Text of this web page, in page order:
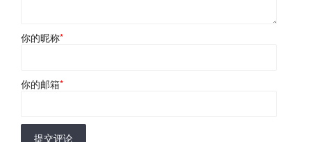
你的昵称*
你的邮箱*
提交评论